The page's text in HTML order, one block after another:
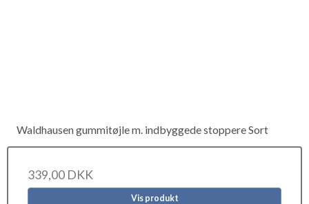
Waldhausen gummitøjle m. indbyggede stoppere Sort
339,00 DKK
Vis produkt